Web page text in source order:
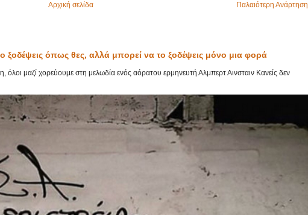
Παλαιότερη Ανάρτηση
Αρχική σελίδα
ξοδέψεις όπως θες, αλλά μπορεί να το ξοδέψεις μόνο μια φορά
όλοι μαζί χορεύουμε στη μελωδία ενός αόρατου ερμηνευτή Αλμπερτ Αινσταιν Κανείς δεν